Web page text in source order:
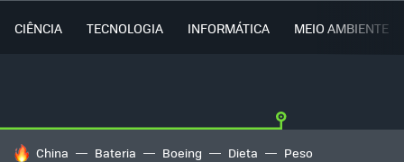
CIÊNCIA TECNOLOGIA INFORMÁTICA MEIO AMBIENTE
TENDÊNCIAS DO DIA
China Bateria Boeing Dieta Peso